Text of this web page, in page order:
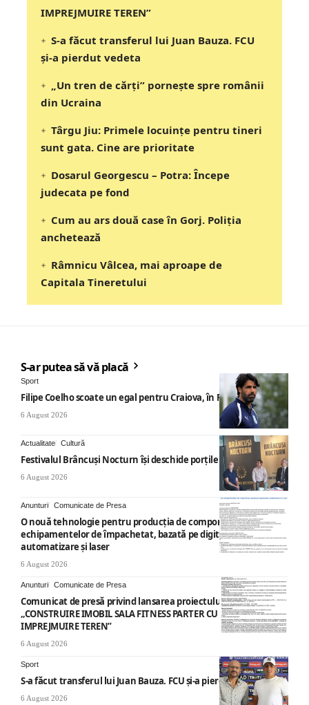
IMPREJMUIRE TEREN”
S-a făcut transferul lui Juan Bauza. FCU
și-a pierdut vedeta
„Un tren de cărți” pornește spre românii
din Ucraina
Târgu Jiu: Primele locuințe pentru tineri
sunt gata. Cine are prioritate
Dosarul Georgescu – Potra: Începe
judecata pe fond
Cum au ars două case în Gorj. Poliția
anchetează
Râmnicu Vâlcea, mai aproape de
Capitala Tineretului
S-ar putea să vă placă
Sport
Filipe Coelho scoate un egal pentru Craiova, în Finlanda
6 August 2026
Actualitate Cultură
Festivalul Brâncuși Nocturn își deschide porțile la Târgu Jiu
6 August 2026
Anunturi Comunicate de Presa
O nouă tehnologie pentru producția de componente ale
echipamentelor de împachetat, bazată pe digitalizare,
automatizare și laser
6 August 2026
Anunturi Comunicate de Presa
Comunicat de presă privind lansarea proiectului cu titlul
„CONSTRUIRE IMOBIL SALA FITNESS PARTER CU SUPANTA SI
IMPREJMUIRE TEREN”
6 August 2026
Sport
S-a făcut transferul lui Juan Bauza. FCU și-a pierdut vedeta
6 August 2026